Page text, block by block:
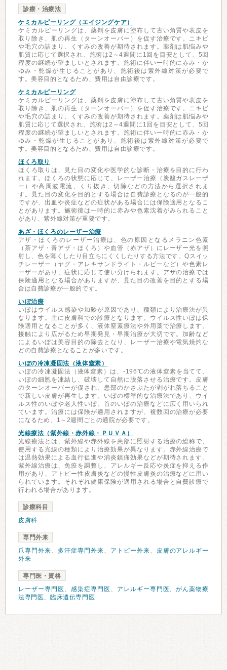
診療・治療法
ケミカルピーリング（エイジングケア）
ケミカルピーリングは、薬剤を皮膚に塗布して古い角質や表皮を
取り除き、肌の再生（ターンオーバー）を促す治療です。ニキビ
や毛穴の詰まり、くすみの改善が期待されます。薬剤は肌悩みや
肌質に応じて選択され、施術は2～4週間に1回を目安として、5回
程度の継続が望ましいとされます。施術に伴い一時的に赤み・か
ゆみ・乾燥が生じることがあり、施術後は紫外線対策が必要で
す。美容目的となるため、費用は自由診療です。
ケミカルピーリング
ケミカルピーリングは、薬剤を皮膚に塗布して古い角質や表皮を
取り除き、肌の再生（ターンオーバー）を促す治療です。ニキビ
や毛穴の詰まり、くすみの改善が期待されます。薬剤は肌悩みや
肌質に応じて選択され、施術は2～4週間に1回を目安として、5回
程度の継続が望ましいとされます。施術に伴い一時的に赤み・か
ゆみ・乾燥が生じることがあり、施術後は紫外線対策が必要で
す。美容目的となるため、費用は自由診療です。
ほくろ取り
ほくろ取りは、見た目の変化や医学的な診断・治療を目的に行わ
れます。ほくろの状態に応じて、レーザー治療（炭酸ガスレーザ
ー）や高周波電流、くり抜き、切除などの方法から選択されま
す。見た目の変化を目的とする場合は自費診療となるのが一般的
ですが、出血や炎症などの症状がある場合には保険適用となるこ
とがあります。施術後は一時的に赤みや色素沈着がみられること
があり、紫外線対策が重要です。
あざ・ほくろのレーザー治療
アザ・ほくろのレーザー治療は、色の原因となるメラニン色素
（茶アザ・青アザ・ほくろ）や血管（赤アザ）にレーザー光を照
射し、色を薄くしたり目立ちにくくしたりする方法です。Qスイッ
チレーザー（ヤグ・アレキサンドライト・ルビーなど）や色素レ
ーザーがあり、症状に応じて使い分けられます。アザの治療では
保険適用となる場合がありますが、見た目の改善を目的とする場
合は自費診療が一般的です。
いぼ治療
いぼはウイルス感染や加齢が原因であり、種類により治療法が異
なります。主に皮膚科での診療となります。ウイルス性いぼは保
険適用となることが多く、液体窒素療法や外用薬で治療します。
接触により広がるため早期発見・早期治療が大切です。加齢など
によるいぼは美容目的の除去となり、レーザー治療や電気焼灼な
どの自費診療となることが多いです。
いぼの冷凍凝固法（液体窒素）
いぼの冷凍凝固法（液体窒素）は、-196℃の液体窒素を当てて、
いぼの細胞を凍結し、破壊して自然に脱落させる治療です。皮膚
のターンオーバーが促され、患部のかさぶたが剥がれ落ちること
で新しい皮膚が再生します。いぼの標準的な治療法であり、ウイ
ルス性のいぼや老人性いぼ、首のいぼの治療などに広く用いられ
ています。治療には保険が適用されますが、複数回の治療が必要
になるため、1～2週間ごとの通院が必要です。
光線療法（紫外線・赤外線・ＰＵＶＡ）
光線療法とは、紫外線や赤外線を患部に照射する治療の総称で、
使用する光線の種類により治療効果が異なります。赤外線治療で
は温熱効果による血行促進や消炎鎮痛効果などが期待されます。
紫外線治療は、免疫を調整し、アレルギー反応や炎症を抑える作
用があり、アトピー性皮膚炎などの慢性皮膚炎の治療などに用い
られています。それぞれ健康保険が適用される場合と自費診療で
行われる場合があります。
診療科目
皮膚科
専門外来
爪専門外来、 多汗症専門外来、 アトピー外来、
皮膚のアレルギー
外来
専門医・資格
レーザー専門医 、 感染症専門医 、 アレルギー専門医、がん薬物療
法専門医、臨床遺伝専門医